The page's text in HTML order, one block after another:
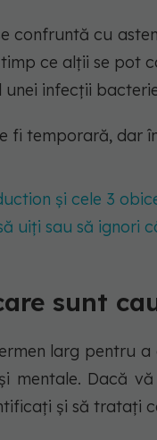
confruntă cu
ce alții se pot
unei infecții
fi temporară, dar
și cele 3
uiți sau să ignori
sunt
larg pentru
mentale. Dacă
și să tratați